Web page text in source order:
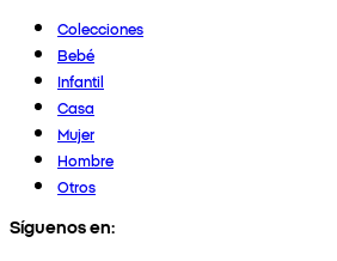
Colecciones
Bebé
Infantil
Casa
Mujer
Hombre
Otros
Síguenos en: